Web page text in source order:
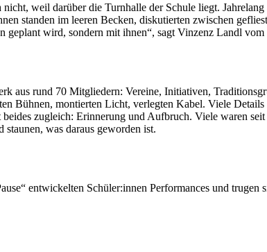
weil darüber die Turnhalle der Schule liegt.
standen im leeren Becken, diskutierten zwischen
geplant wird, sondern mit ihnen“, sagt Vinzenz Landl
aus rund 70 Mitgliedern: Vereine, Initiativen,
Bühnen, montierten Licht, verlegten Kabel. Viele
zugleich: Erinnerung und Aufbruch. Viele waren
was daraus geworden ist.
entwickelten Schüler:innen Performances und